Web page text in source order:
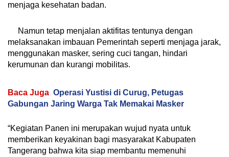
menjaga kesehatan badan.
Namun tetap menjalan aktifitas tentunya dengan
melaksanakan imbauan Pemerintah seperti menjaga jarak,
menggunakan masker, sering cuci tangan, hindari
kerumunan dan kurangi mobilitas.
Baca Juga Operasi Yustisi di Curug, Petugas
Gabungan Jaring Warga Tak Memakai Masker
“Kegiatan Panen ini merupakan wujud nyata untuk
memberikan keyakinan bagi masyarakat Kabupaten
Tangerang bahwa kita siap membantu memenuhi